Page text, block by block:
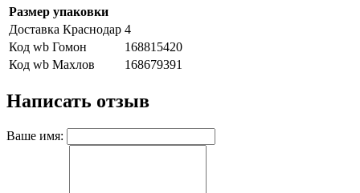
Размер упаковки
Доставка Краснодар 4
Код wb Гомон
168815420
Код wb Махлов
168679391
Написать отзыв
Ваше имя: